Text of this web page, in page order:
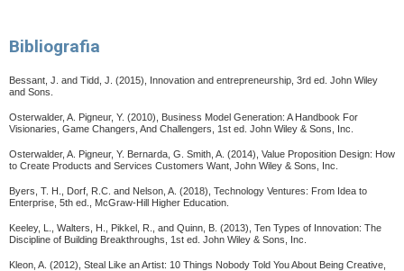
Bibliografia
Bessant, J. and Tidd, J. (2015), Innovation and entrepreneurship, 3rd ed. John Wiley
and Sons.
Osterwalder, A. Pigneur, Y. (2010), Business Model Generation: A Handbook For
Visionaries, Game Changers, And Challengers, 1st ed. John Wiley & Sons, Inc.
Osterwalder, A. Pigneur, Y. Bernarda, G. Smith, A. (2014), Value Proposition Design: How
to Create Products and Services Customers Want, John Wiley & Sons, Inc.
Byers, T. H., Dorf, R.C. and Nelson, A. (2018), Technology Ventures: From Idea to
Enterprise, 5th ed., McGraw-Hill Higher Education.
Keeley, L., Walters, H., Pikkel, R., and Quinn, B. (2013), Ten Types of Innovation: The
Discipline of Building Breakthroughs, 1st ed. John Wiley & Sons, Inc.
Kleon, A. (2012), Steal Like an Artist: 10 Things Nobody Told You About Being Creative,